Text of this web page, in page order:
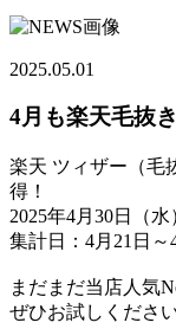
2025.05.01
4月も楽天毛抜
楽天 ツィザー（毛
得！
2025年4月30日（
集計日：4月21日～
まだまだ当店人気
ぜひお試しくださ